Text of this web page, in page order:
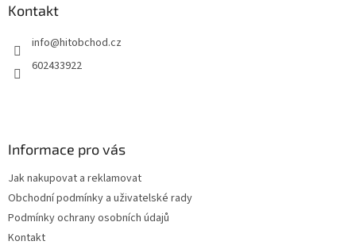
Kontakt
info@hitobchod.cz
602433922
Informace pro vás
Jak nakupovat a reklamovat
Obchodní podmínky a uživatelské rady
Podmínky ochrany osobních údajů
Kontakt